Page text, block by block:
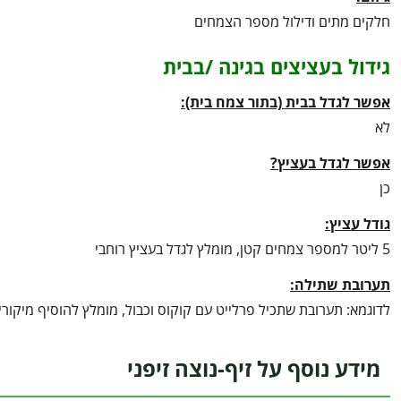
חלקים מתים ודילול מספר הצמחים
גידול בעציצים בגינה /בבית
אפשר לגדל בבית (בתור צמח בית):
לא
אפשר לגדל בעציץ?
כן
גודל עציץ:
5 ליטר למספר צמחים קטן, מומלץ לגדל בעציץ רוחבי
תערובת שתילה:
לדוגמא: תערובת שתכיל פרלייט עם קוקוס וכבול, מומלץ להוסיף
מידע נוסף על זיף-נוצה זיפני